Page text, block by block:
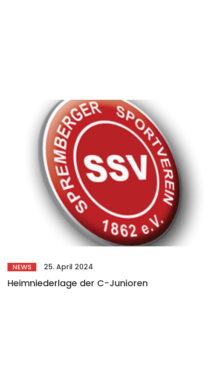
NEWS 25. April 2024
Heimniederlage der C-Junioren